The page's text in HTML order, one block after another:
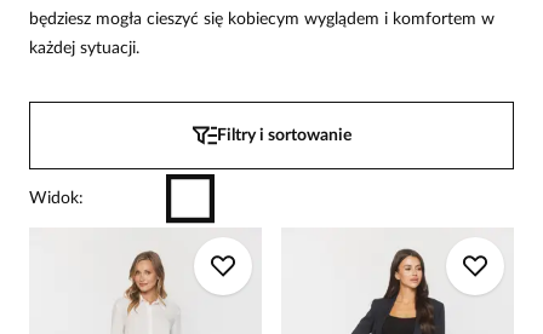
będziesz mogła cieszyć się kobiecym wyglądem i komfortem w
każdej sytuacji.
Filtry i sortowanie
Widok: